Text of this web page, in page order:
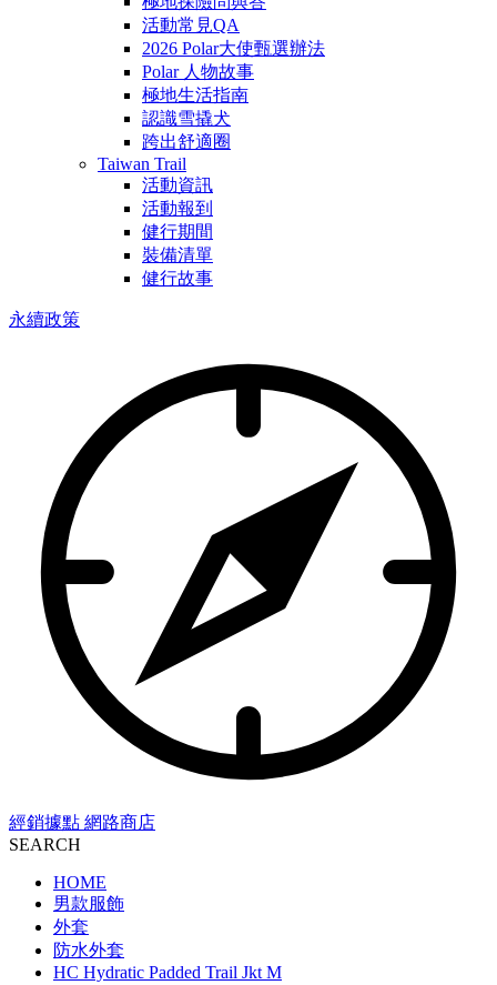
活動常見QA
2026 Polar大使甄選辦法
Polar 人物故事
極地生活指南
認識雪撬犬
跨出舒適圈
Taiwan Trail
活動資訊
活動報到
健行期間
裝備清單
健行故事
永續政策
經銷據點 網路商店
SEARCH
HOME
男款服飾
外套
防水外套
HC Hydratic Padded Trail Jkt M